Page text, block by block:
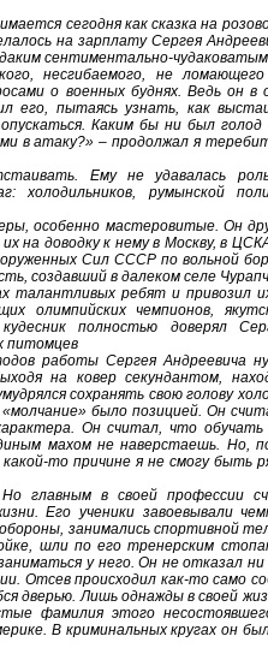
сегодня как сказка на
на зарплату Сергея
сентиментально-
несгибаемого, не
о военных буднях. Ведь он в
пытаясь узнать, как
Каким бы ни был голод
в атаку?» – продолжал я
Ему не удавалась роль
румынской
особенно мастеровитые. Он
на доводку к нему в Москву, в
Сил СССР по вольной
создавший в далеком селе
талантливых ребят и привозил
олимпийских чемпионов,
полностью доверял
питомцев
работы Сергея Андреевича
на ковер секундантом,
сохранять свою голову
было позицией. Он
Он считал, что
махом не наверстаешь. Но,
то причине я не смогу быть
главным в своей профессии
Его ученики завоевывали
занимались спортивной
шли по его тренерским
у него. Он не отказал ни
Отсев происходил как-то само
дверью. Лишь однажды в своей
фамилия этого
В криминальных кругах он